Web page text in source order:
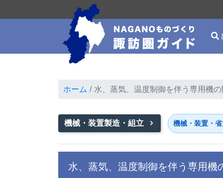
ホーム 水、蒸気、温度制御を伴う専用機
機械・装置製造・組立 機械・装置・
水、蒸気、温度制御を伴う専用機